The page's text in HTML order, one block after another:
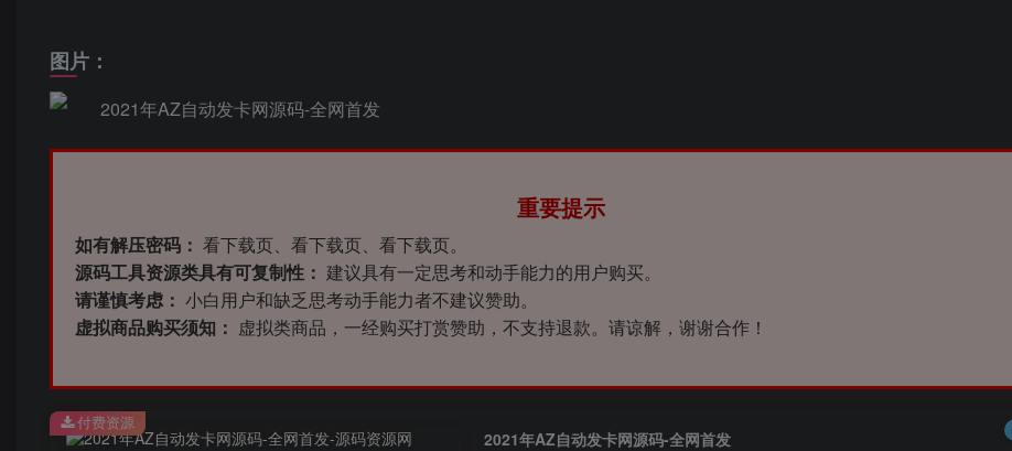
图片：
重要提示
如有解压密码： 看下载页、看下载页、看下载页。
源码工具资源类具有可复制性：
建议具有一定思考和动手能力的用户购买。
请谨慎考虑： 小白用户和缺乏思考动手能力者不建议赞助。
虚拟商品购买须知：
虚拟类商品，一经购买打赏赞助，不支持退款。请谅解，谢谢合作！
2021年AZ自动发卡网源码-全网首发
付费资源